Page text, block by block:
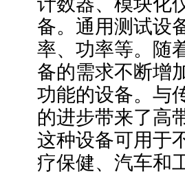
备。通用测试设
率、功率等。随
备的需求不断增
功能的设备。与
的进步带来了高
这种设备可用于
疗保健、汽车和